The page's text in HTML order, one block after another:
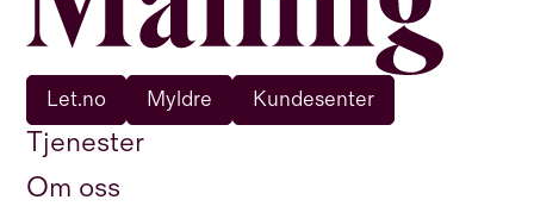
Tjenester
Om oss
Let.no Myldre Kundesenter